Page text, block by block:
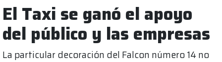
El Taxi se ganó el apoyo
del público y las empresas
La particular decoración del Falcon número 14 no